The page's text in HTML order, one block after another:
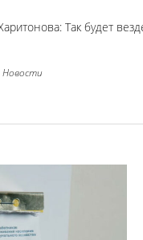
Так будет
Новости